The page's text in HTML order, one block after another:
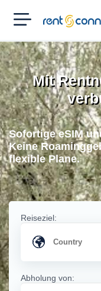
RENT'N
CONNECT
Mit
Sofortige eSIM
Keine
flexible Plane.
Reiseziel:
Abholung von: